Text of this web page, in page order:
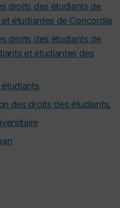
droits des étudiants de
étudiantes de Concordia
droits des étudiants de
et étudiantes des
étudiants
des droits des étudiants,